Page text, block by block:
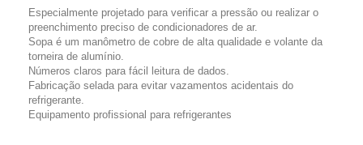
Especialmente projetado para verificar a pressão ou realizar o
preenchimento preciso de condicionadores de ar.
Sopa é um manômetro de cobre de alta qualidade e volante da
torneira de alumínio.
Números claros para fácil leitura de dados.
Fabricação selada para evitar vazamentos acidentais do
refrigerante.
Equipamento profissional para refrigerantes